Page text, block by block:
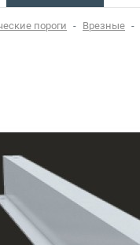
пороги Врезные